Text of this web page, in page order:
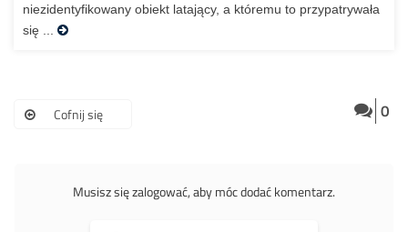
niezidentyfikowany obiekt latający, a któremu to przypatrywała
się ...
Cofnij się 0
Musisz się zalogować, aby móc dodać komentarz.